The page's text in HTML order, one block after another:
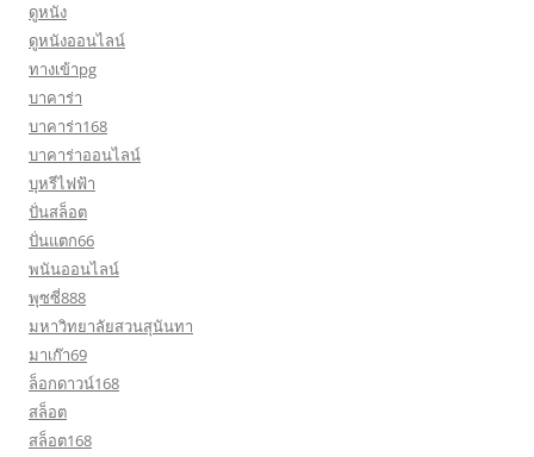
ดูหนัง
ดูหนังออนไลน์
ทางเข้าpg
บาคาร่า
บาคาร่า168
บาคาร่าออนไลน์
บุหรีไฟฟ้า
ปั่นสล็อต
ปั่นแตก66
พนันออนไลน์
พุซซี่888
มหาวิทยาลัยสวนสุนันทา
มาเก๊า69
ล็อกดาวน์168
สล็อต
สล็อต168